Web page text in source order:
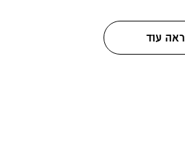
ראה עוד